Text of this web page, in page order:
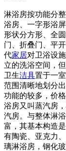
淋浴房按功能分
浴房、一字形浴
形状分方形、全圆
门、折叠门、平
代家居对卫浴设
立的洗浴空间，
卫生洁具置于一
范围清晰地划分
功能的较多，价
浴房又叫蒸汽房
汽房。与整体淋
富，其基本构造
有陶瓷、亚克力
璃淋浴房，钢化